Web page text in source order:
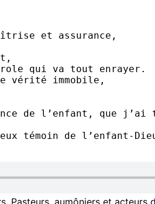
et assurance,
qui va tout enrayer.
vérité immobile,
de l’enfant, que j’ai
témoin de l’enfant-
Pasteurs, aumôniers et acteurs